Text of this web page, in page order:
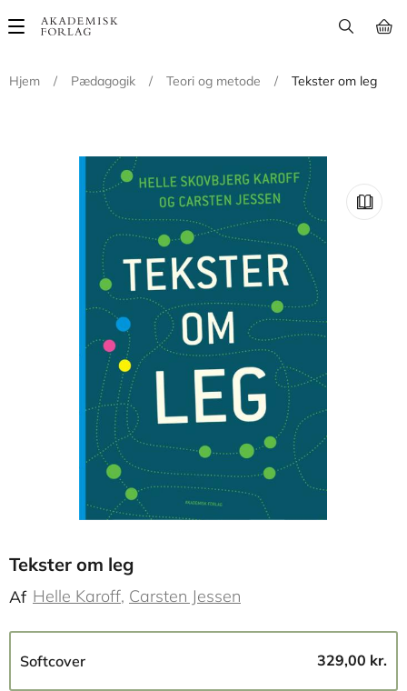
Main
Hjem
/ Pædagogik / Teori og metode / Tekster om leg
Tekster om leg
Af Helle Karoff Carsten Jessen
Softcover 329,00 kr.